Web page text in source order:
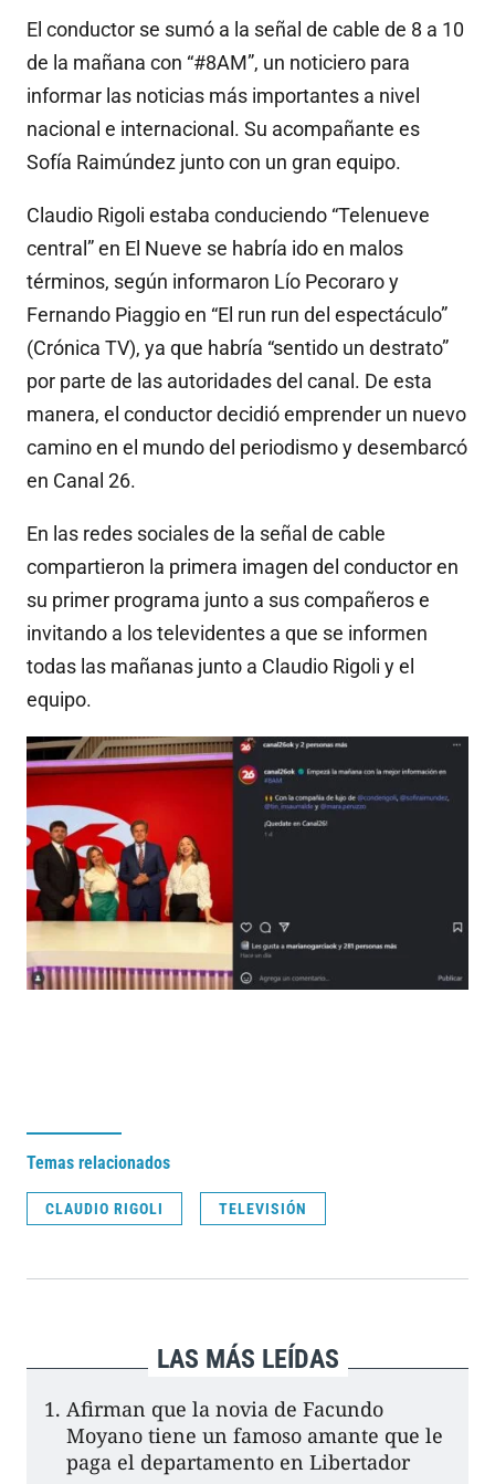
El conductor se sumó a la señal de cable de 8 a 10
de la mañana con “#8AM”, un noticiero para
informar las noticias más importantes a nivel
nacional e internacional. Su acompañante es
Sofía Raimúndez junto con un gran equipo.
Claudio Rigoli estaba conduciendo “Telenueve
central” en El Nueve se habría ido en malos
términos, según informaron Lío Pecoraro y
Fernando Piaggio en “El run run del espectáculo”
(Crónica TV), ya que habría “sentido un destrato”
por parte de las autoridades del canal. De esta
manera, el conductor decidió emprender un nuevo
camino en el mundo del periodismo y desembarcó
en Canal 26.
En las redes sociales de la señal de cable
compartieron la primera imagen del conductor en
su primer programa junto a sus compañeros e
invitando a los televidentes a que se informen
todas las mañanas junto a Claudio Rigoli y el
equipo.
Temas relacionados
CLAUDIO RIGOLI TELEVISIÓN
LAS MÁS LEÍDAS
Afirman que la novia de Facundo
Moyano tiene un famoso amante que le
paga el departamento en Libertador